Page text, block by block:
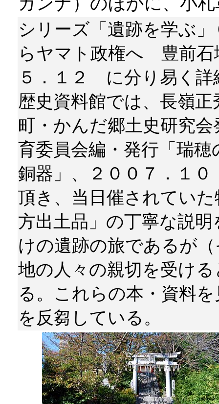
シリーズ「遺跡を学ぶ
らヤマト政権へ 豊前石
５．１２ に分り易く詳
歴史資料館では、長嶺
町・かんだ郷土史研究
育委員会編・発行「瑞
銅器」、２００７．１
頂き、当日催されてい
方出土品」の丁寧な説
けの遺跡の旅であるが
地の人々の親切を受け
る。これらの本・資料
を反芻している。